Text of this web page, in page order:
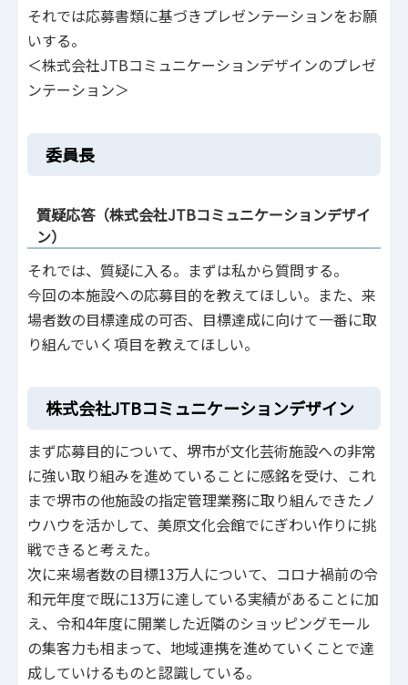
それでは応募書類に基づきプレゼンテーションをお願
いする。
＜株式会社JTBコミュニケーションデザインのプレゼ
ンテーション＞
委員長
質疑応答（株式会社JTBコミュニケーションデザイ
ン）
それでは、質疑に入る。まずは私から質問する。
今回の本施設への応募目的を教えてほしい。また、来
場者数の目標達成の可否、目標達成に向けて一番に取
り組んでいく項目を教えてほしい。
株式会社JTBコミュニケーションデザイン
まず応募目的について、堺市が文化芸術施設への非常
に強い取り組みを進めていることに感銘を受け、これ
まで堺市の他施設の指定管理業務に取り組んできたノ
ウハウを活かして、美原文化会館でにぎわい作りに挑
戦できると考えた。
次に来場者数の目標13万人について、コロナ禍前の令
和元年度で既に13万に達している実績があることに加
え、令和4年度に開業した近隣のショッピングモール
の集客力も相まって、地域連携を進めていくことで達
成していけるものと認識している。